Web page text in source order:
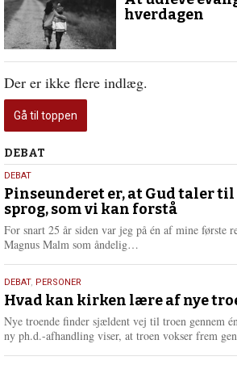
2019
hverdagen
Der er ikke flere indlæg.
Gå til toppen
Debat
DEBAT
5.
august
2026
DEBAT
Pinseunderet er, at Gud taler
sprog, som vi kan forstå
For snart 25 år siden var jeg på én af mine første
Magnus Malm som åndelig…
e
r
e
25.
juli
2026
DEBAT, PERSONER
Hvad kan kirken lære af nye
Nye troende finder sjældent vej til troen gennem
ny ph.d.-afhandling viser, at troen vokser frem